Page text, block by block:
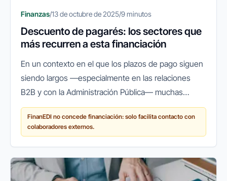
Finanzas/13 de octubre de 2025/9 minutos
Descuento de pagarés: los sectores que
más recurren a esta financiación
En un contexto en el que los plazos de pago siguen
siendo largos —especialmente en las relaciones
B2B y con la Administración Pública— muchas
empresas españolas recurren a herramientas que
les permitan mantener su...
FinanEDI no concede financiación: solo facilita contacto con
colaboradores externos.